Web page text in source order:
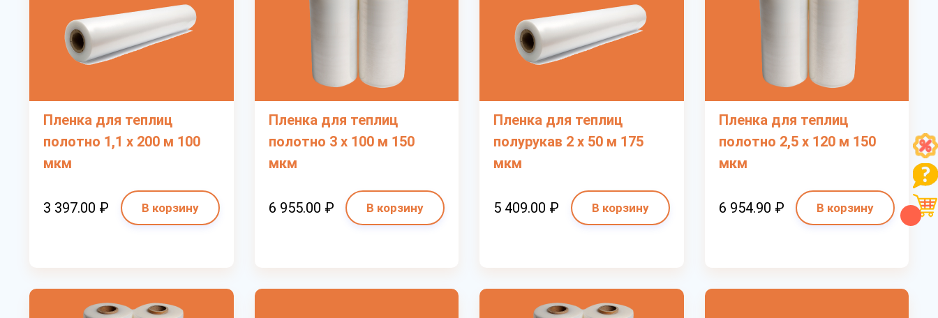
Рассчитать
Пленка для теплиц
полотно 1,1 х 200 м 100
мкм
3 397.00 ₽ В корзину
Пленка для теплиц
полотно 3 х 100 м 150
мкм
6 955.00 ₽ В корзину
Пленка для теплиц
полурукав 2 х 50 м 175
мкм
5 409.00 ₽ В корзину
Пленка для теплиц
полотно 2,5 х 120 м 150
мкм
6 954.90 ₽ В корзину